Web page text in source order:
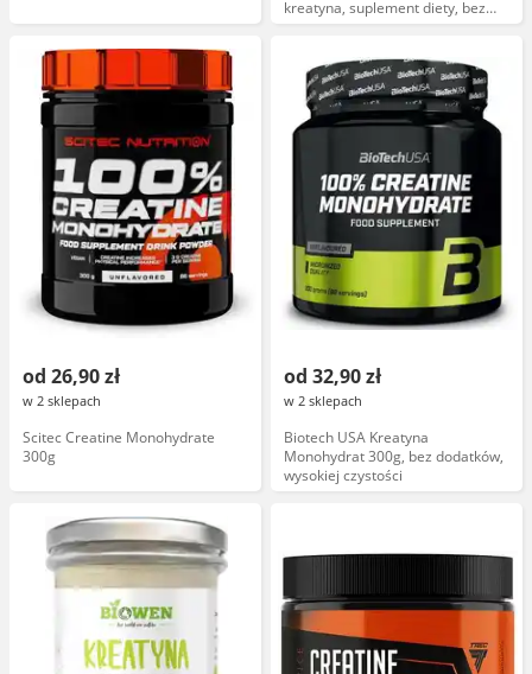
kreatyna, suplement diety, bez
dodatków
od 26,90 zł
w 2 sklepach
Scitec Creatine Monohydrate
300g
od 32,90 zł
w 2 sklepach
Biotech USA Kreatyna
Monohydrat 300g, bez dodatków,
wysokiej czystości